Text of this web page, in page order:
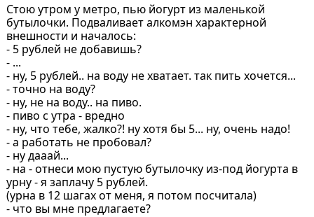
Стою утром у метро, пью йогурт из маленькой
бутылочки. Подваливает алкомэн характерной
внешности и началось:
- 5 рублей не добавишь?
- ...
- ну, 5 рублей.. на воду не хватает. так пить хочется...
- точно на воду?
- ну, не на воду.. на пиво.
- пиво с утра - вредно
- ну, что тебе, жалко?! ну хотя бы 5... ну, очень надо!
- а работать не пробовал?
- ну дааай...
- на - отнеси мою пустую бутылочку из-под йогурта в
урну - я заплачу 5 рублей.
(урна в 12 шагах от меня, я потом посчитала)
- что вы мне предлагаете?